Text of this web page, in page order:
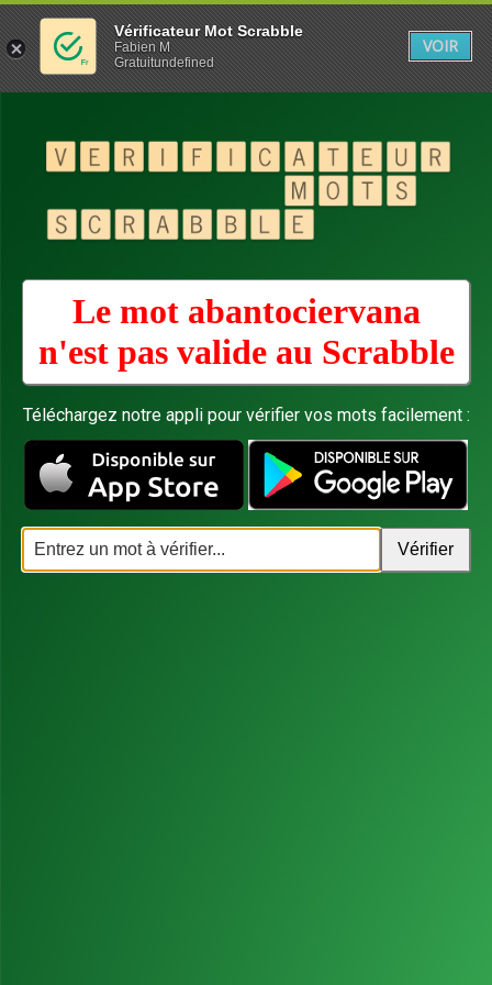
Le mot abantociervana
n'est pas valide au Scrabble
Téléchargez notre appli pour vérifier vos mots facilement :
Vérificateur Mot Scrabble
Fabien M
Gratuitundefined
VOIR